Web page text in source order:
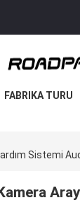
FABRIKA TURU
Sistemi